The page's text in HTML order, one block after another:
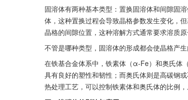
固溶体有两种基本类型：置换固溶体和间隙固
体，这种置换过程会导致晶格参数发生变化，
晶格的间隙位置，这种溶解方式通常要求溶质
不管是哪种类型，固溶体的形成都会使晶格产
在铁基合金体系中，铁素体（α-Fe）和奥氏体
具有良好的塑性和韧性；而奥氏体则是高碳钢
热处理工艺，可以控制铁素体和奥氏体的比例，